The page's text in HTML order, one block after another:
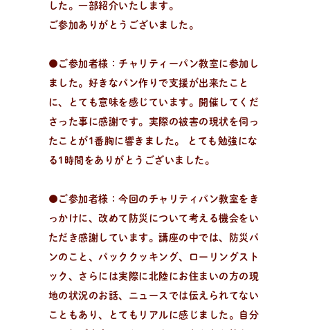
した。一部紹介いたします。
ご参加ありがとうございました。
●ご参加者様：チャリティーパン教室に参加し
ました。好きなパン作りで支援が出来たこと
に、とても意味を感じています。開催してくだ
さった事に感謝です。実際の被害の現状を伺っ
たことが1番胸に響きました。 とても勉強にな
る1時間をありがとうございました。
●ご参加者様：今回のチャリティパン教室をき
っかけに、改めて防災について考える機会をい
ただき感謝しています。講座の中では、防災パ
ンのこと、パッククッキング、ローリングスト
ック、さらには実際に北陸にお住まいの方の現
地の状況のお話、ニュースでは伝えられてない
こともあり、とてもリアルに感じました。自分